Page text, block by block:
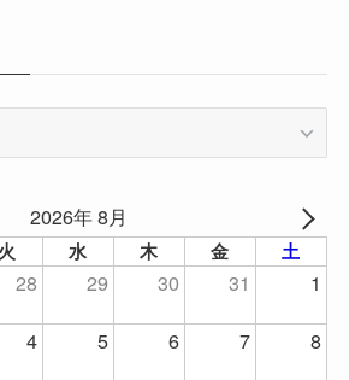
2026年 8月
火 水 木 金 土
28 29 30 31
1
4 5 6 7
8